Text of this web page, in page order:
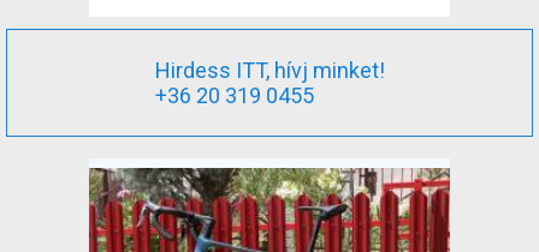
Hirdess ITT, hívj minket!
+36 20 319 0455